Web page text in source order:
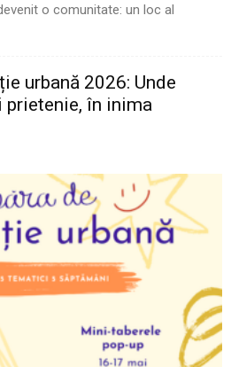
o comunitate: un loc al
urbană 2026: Unde
prietenie, în inima